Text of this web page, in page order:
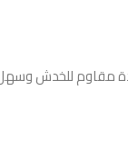
مقاوم للخدش